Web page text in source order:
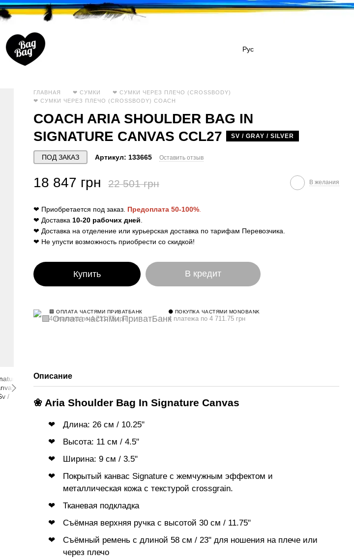
Рус
ГЛАВНАЯ ❤ СУМКИ
❤ CУМКИ ЧЕРЕЗ ПЛЕЧО (CROSSBODY)
❤ CУМКИ ЧЕРЕЗ ПЛЕЧО (CROSSBODY) COACH
COACH ARIA SHOULDER BAG IN
SIGNATURE CANVAS CCL27
SV / GRAY / SILVER
ПОД ЗАКАЗ Артикул: 133665 Оставить отзыв
18 847 грн 22 501 грн В желания
❤ Приобретается под заказ. Предоплата 50-100%
❤ Доставка 10-20 рабочих дней
❤ Доставка на отделение или курьерская доставка по тарифам Перевозчика.
❤ Не упусти возможность приобрести со скидкой!
Купить В кредит
🟩 ОПЛАТА ЧАСТЯМИ ПРИВАТБАНК
4 платежа по 4 711.75 грн
⚫ ПОКУПКА ЧАСТЯМИ MONOBANK
4 платежа по 4 711.75 грн
Описание
❀ Aria Shoulder Bag In Signature Canvas
Длина: 26 см / 10.25"
Высота: 11 см / 4.5"
Ширина: 9 см / 3.5"
Покрытый канвас Signature с жемчужным эффектом и
металлическая кожа с текстурой crossgrain.
Тканевая подкладка
Съёмная верхняя ручка с высотой 30 см / 11.75"
Съёмный ремень с длиной 58 см / 23" для ношения на плече или
через плечо